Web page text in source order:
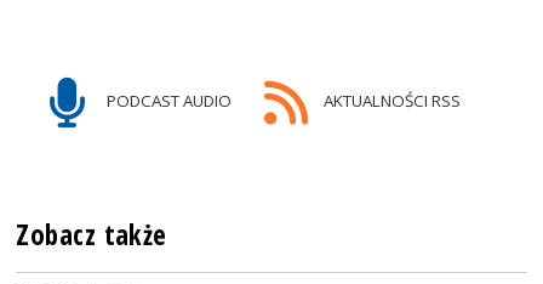
PODCAST AUDIO AKTUALNOŚCI RSS
Zobacz także